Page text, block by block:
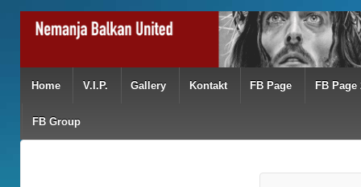
Home V.I.P. Gallery Kontakt FB Page FB Page
FB Group